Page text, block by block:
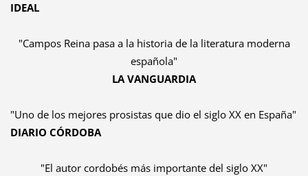
IDEAL
"Campos Reina pasa a la historia de la literatura moderna
española"
LA VANGUARDIA
"Uno de los mejores prosistas que dio el siglo XX en España"
DIARIO CÓRDOBA
"El autor cordobés más importante del siglo XX"